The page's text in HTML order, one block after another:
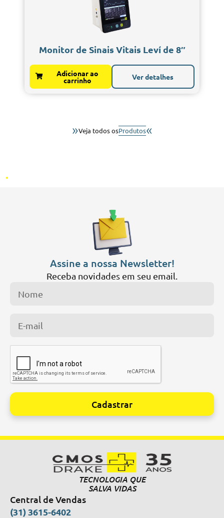
Monitor de Sinais Vitais Leví de 8″
Adicionar ao
carrinho Ver detalhes
»Veja todos osProdutos«
.
Assine a nossa Newsletter!
Receba novidades em seu email.
Cadastrar
TECNOLOGIA QUE
SALVA VIDAS
Central de Vendas
(31) 3615-6402